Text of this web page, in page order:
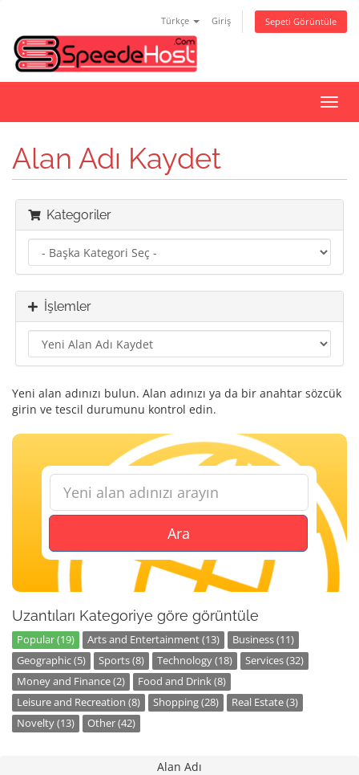
Türkçe Giriş Sepeti Görüntüle
Alan Adı Kaydet
Kategoriler
İşlemler
Yeni alan adınızı bulun. Alan adınızı ya da bir anahtar sözcük
girin ve tescil durumunu kontrol edin.
Ara
Uzantıları Kategoriye göre görüntüle
Popular (19) Arts and Entertainment (13)
Business (11)
Geographic (5)
Sports (8) Technology (18)
Services (32)
Money and Finance (2)
Food and Drink (8)
Leisure and Recreation (8)
Shopping (28)
Real Estate (3)
Novelty (13)
Other (42)
Alan Adı